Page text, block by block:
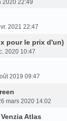
2020 22:49
2021 22:47
pour le prix d'un)
2020 10:47
2019 09:47
mars 2020 14:02
Atlas